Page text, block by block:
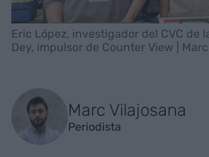
Eric López, investigador del CVC de
Dey, impulsor de Counter View |
Marc Vilajosana
Periodista